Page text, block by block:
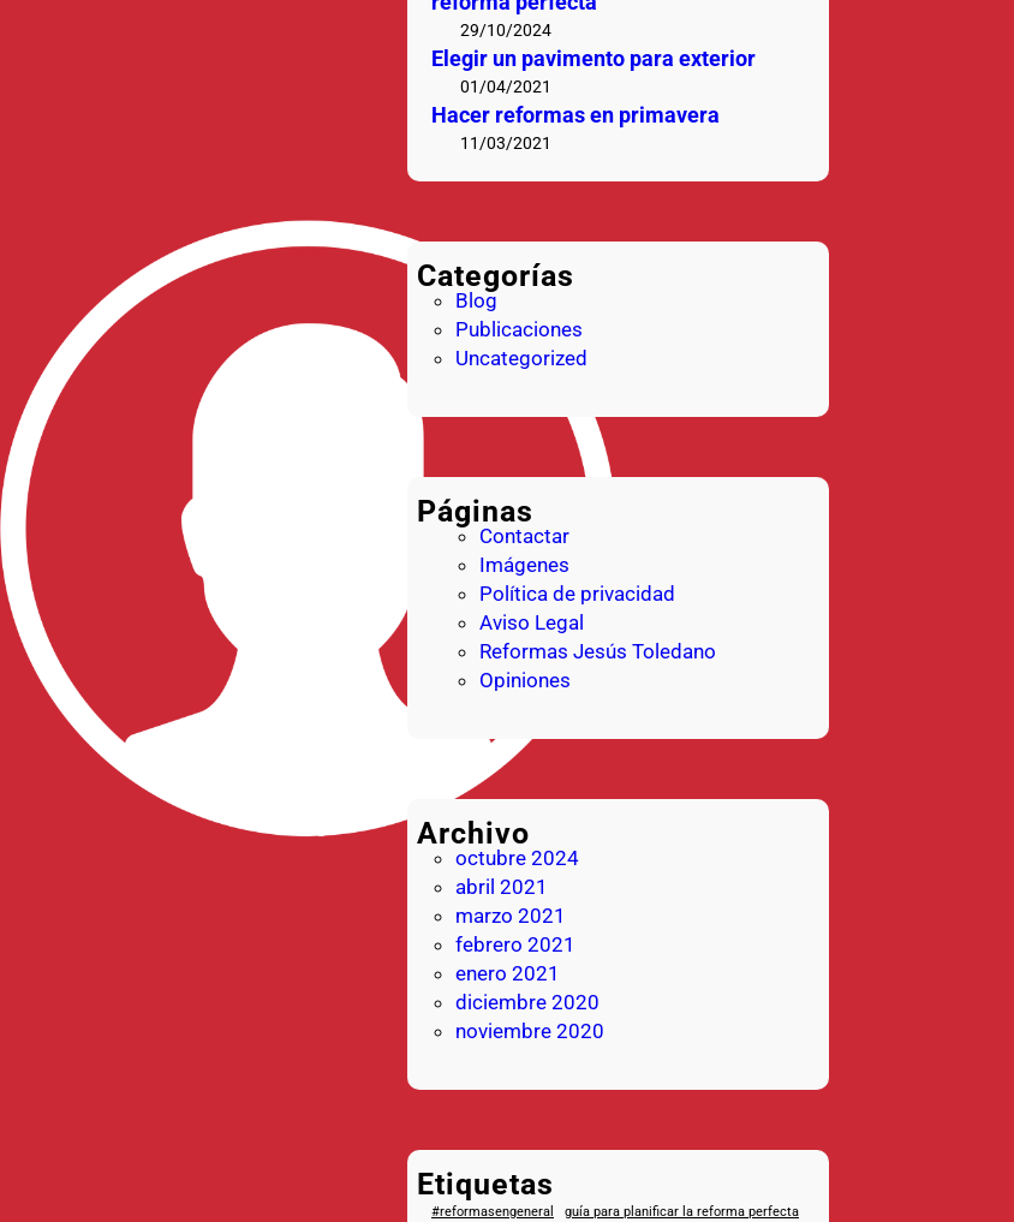
29/10/2024
Elegir un pavimento para exterior
01/04/2021
Hacer reformas en primavera
11/03/2021
Categorías
Blog
Publicaciones
Uncategorized
Páginas
Contactar
Imágenes
Política de privacidad
Aviso Legal
Reformas Jesús Toledano
Opiniones
Archivo
octubre 2024
abril 2021
marzo 2021
febrero 2021
enero 2021
diciembre 2020
noviembre 2020
Etiquetas
#reformasengeneral guía para planificar la reforma perfecta